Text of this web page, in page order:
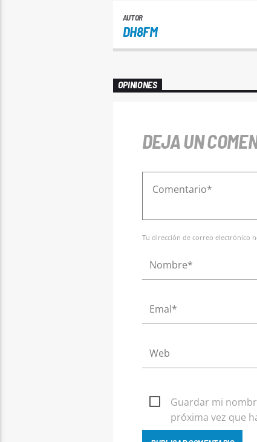
AUTOR
DH8FM
OPINIONES
DEJA UN
Tu dirección de correo electrónico
Guardar mi
próxima vez que